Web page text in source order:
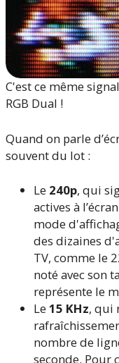
C'est ce même
RGB Dual !
Quand on parle
souvent du lot :
Le 240p, qui
actives à
mode
des dizaines
TV, comme le
noté avec son
représente le
Le15 KHz, qui
nombre de
seconde. Pour